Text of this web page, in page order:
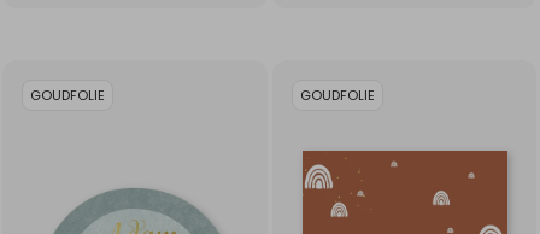
GOUDFOLIE GOUDFOLIE